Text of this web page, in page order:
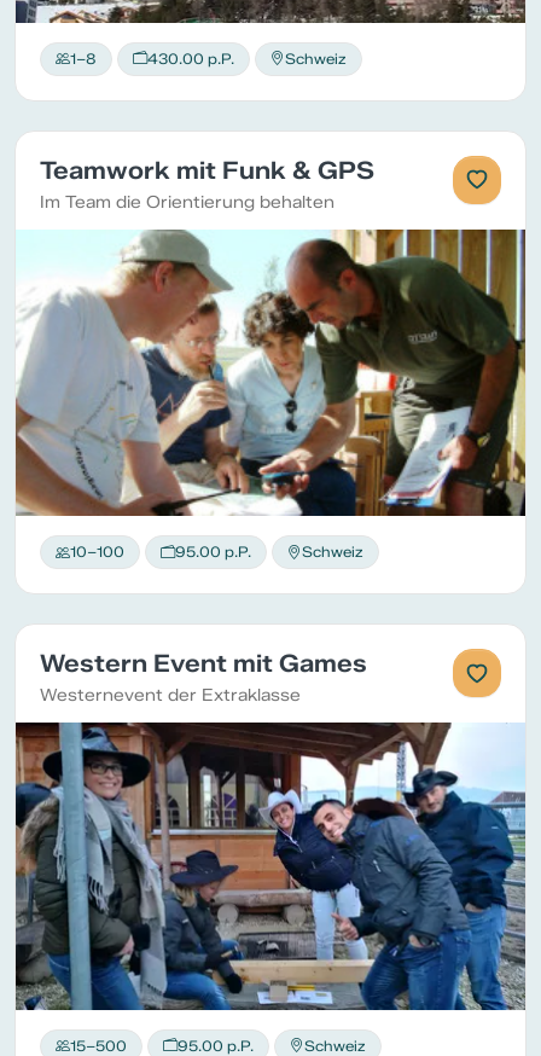
1–8 430.00 p.P. Schweiz
Teamwork mit Funk & GPS
Im Team die Orientierung behalten
10–100 95.00 p.P. Schweiz
Western Event mit Games
Westernevent der Extraklasse
15–500 95.00 p.P. Schweiz